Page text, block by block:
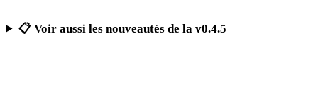
📋 Voir aussi les nouveautés de la v0.4.5